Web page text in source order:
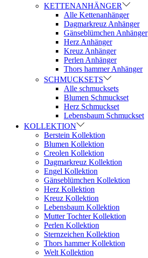
KETTENANHÄNGER
Alle Kettenanhänger
Dagmarkreuz Anhänger
Gänseblümchen Anhänger
Herz Anhänger
Kreuz Anhänger
Perlen Anhänger
Thors hammer Anhänger
SCHMUCKSETS
Alle schmucksets
Blumen Schmuckset
Herz Schmuckset
Lebensbaum Schmuckset
KOLLEKTION
Berstein Kollektion
Blumen Kollektion
Creolen Kollektion
Dagmarkreuz Kollektion
Engel Kollektion
Gänseblümchen Kollektion
Herz Kollektion
Kreuz Kollektion
Lebensbaum Kollektion
Mutter Tochter Kollektion
Perlen Kollektion
Sternzeichen Kollektion
Thors hammer Kollektion
Welt Kollektion